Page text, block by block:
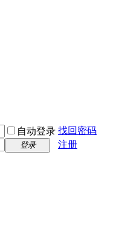
自动登录 找回密码
登录
注册